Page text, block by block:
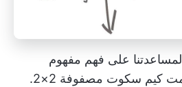
لمساعدتنا على فهم مفهوم
الصراحة الجذرية، صممت كيم سكوت مصفوفة 2×2.